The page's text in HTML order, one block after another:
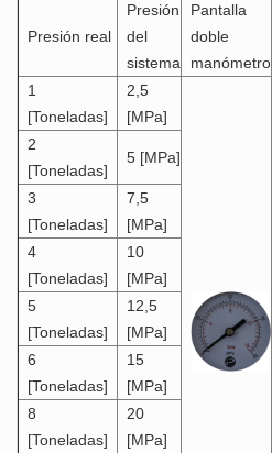
Presión real
Presión
del
sistema
Pantalla
doble
manómetro
1
[Toneladas]
2,5
[MPa]
2
[Toneladas]
5 [MPa]
3
[Toneladas]
7,5
[MPa]
4
[Toneladas]
10
[MPa]
5
[Toneladas]
12,5
[MPa]
6
[Toneladas]
15
[MPa]
8
[Toneladas]
20
[MPa]